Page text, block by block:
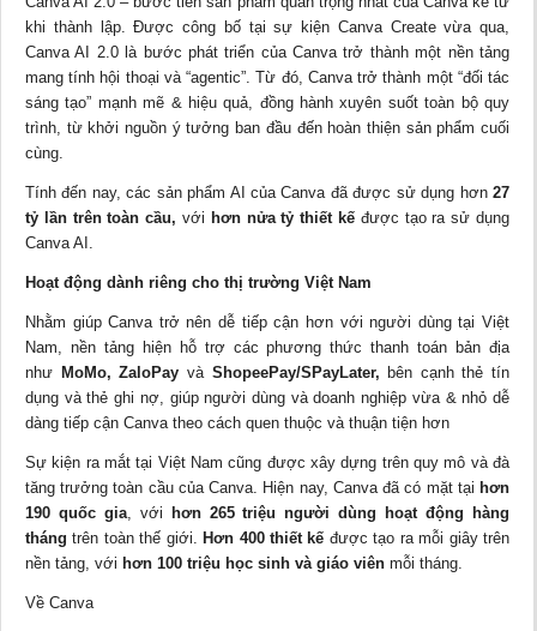
khi thành lập. Được công bố tại sự kiện Canva Create vừa qua,
Canva AI 2.0 là bước phát triển của Canva trở thành một nền tảng
mang tính hội thoại và “agentic”. Từ đó, Canva trở thành một “đối tác
sáng tạo” mạnh mẽ & hiệu quả, đồng hành xuyên suốt toàn bộ quy
trình, từ khởi nguồn ý tưởng ban đầu đến hoàn thiện sản phẩm cuối
cùng.
Tính đến nay, các sản phẩm AI của Canva đã được sử dụng hơn27
tỷ lần trên toàn cầu, với hơn nửa tỷ thiết kế được tạo ra sử dụng
Canva AI.
Hoạt động dành riêng cho thị trường Việt Nam
Nhằm giúp Canva trở nên dễ tiếp cận hơn với người dùng tại Việt
Nam, nền tảng hiện hỗ trợ các phương thức thanh toán bản địa
như MoMo, ZaloPay và ShopeePay/SPayLater,bên cạnh thẻ tín
dụng và thẻ ghi nợ, giúp người dùng và doanh nghiệp vừa & nhỏ dễ
dàng tiếp cận Canva theo cách quen thuộc và thuận tiện hơn
Sự kiện ra mắt tại Việt Nam cũng được xây dựng trên quy mô và đà
tăng trưởng toàn cầu của Canva. Hiện nay, Canva đã có mặt tại hơn
190 quốc gia, với hơn 265 triệu người dùng hoạt động hàng
tháng trên toàn thế giới.Hơn 400 thiết kế được tạo ra mỗi giây trên
nền tảng, với hơn 100 triệu học sinh và giáo viên mỗi tháng.
Về Canva